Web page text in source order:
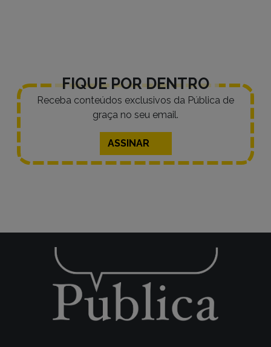
FIQUE POR DENTRO
Receba conteúdos exclusivos da Pública de
graça no seu email.
ASSINAR